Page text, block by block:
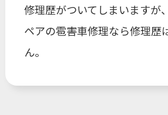
修理歴がついてしまいますが
ペアの雹害車修理なら修理歴
ん。